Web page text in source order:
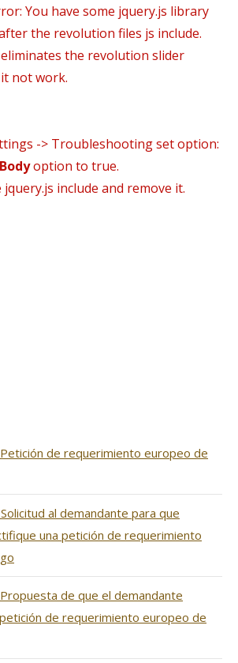
You have some jquery.js library
the revolution files js include.
the revolution slider
not work.
-> Troubleshooting set option:
option to true.
include and remove it.
de requerimiento europeo de
al demandante para que
una petición de requerimiento
de que el demandante
de requerimiento europeo de